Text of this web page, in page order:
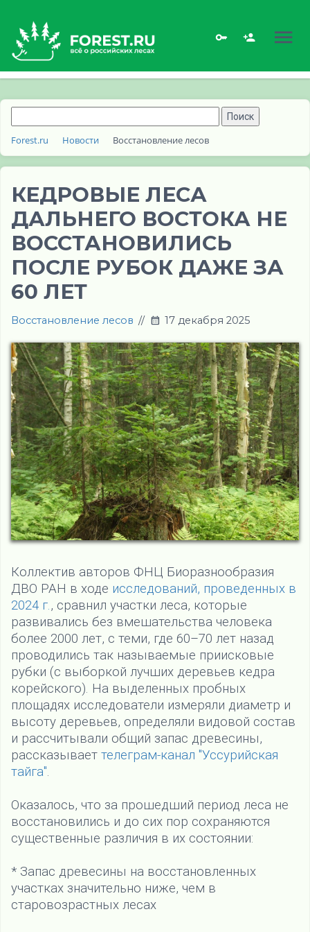
Forest.ru Новости Восстановление лесов
КЕДРОВЫЕ ЛЕСА
ДАЛЬНЕГО ВОСТОКА НЕ
ВОССТАНОВИЛИСЬ
ПОСЛЕ РУБОК ДАЖЕ ЗА
60 ЛЕТ
Восстановление лесов // 17 декабря 2025
Коллектив авторов ФНЦ Биоразнообразия
ДВО РАН в ходе исследований, проведенных в
2024 г., сравнил участки леса, которые
развивались без вмешательства человека
более 2000 лет, с теми, где 60–70 лет назад
проводились так называемые приисковые
рубки (с выборкой лучших деревьев кедра
корейского). На выделенных пробных
площадях исследователи измеряли диаметр и
высоту деревьев, определяли видовой состав
и рассчитывали общий запас древесины,
рассказывает телеграм-канал "Уссурийская
тайга".
Оказалось, что за прошедший период леса не
восстановились и до сих пор сохраняются
существенные различия в их состоянии:
* Запас древесины на восстановленных
участках значительно ниже, чем в
старовозрастных лесах